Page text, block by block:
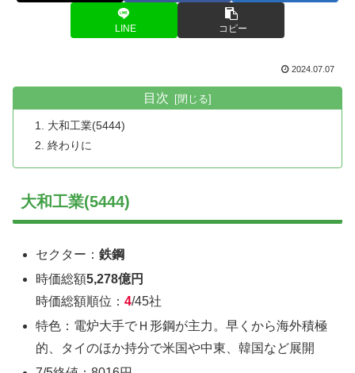
LINE コピー
2024.07.07
目次
大和工業(5444)
終わりに
大和工業(5444)
セクター：鉄鋼
時価総額5,278億円
時価総額順位：4/45社
特色：電炉大手でＨ形鋼が主力。早くから海外積極
的、タイのほか持分で米国や中東、韓国など展開